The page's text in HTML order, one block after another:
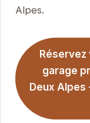
Alpes.
Réservez
garage
Deux Alpes